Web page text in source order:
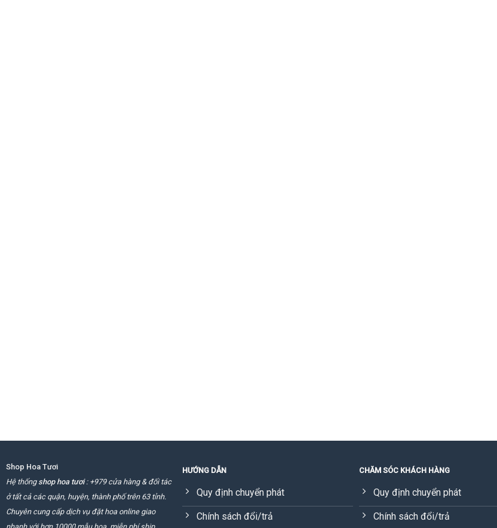
Shop Hoa Tươi
Hệ thống shop hoa tươi: +979 cửa hàng & đối tác
ở tất cả các quận, huyện, thành phố trên 63 tỉnh.
Chuyên cung cấp dịch vụ đặt hoa online giao
HƯỚNG DẪN
Quy định chuyển phát
Chính sách đổi/trả
CHĂM SÓC KHÁCH HÀNG
Quy định chuyển phát
Chính sách đổi/trả